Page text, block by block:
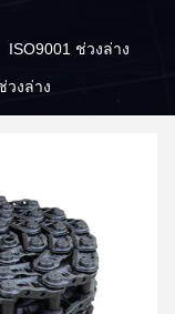
ISO9001 ช่วงล่าง
วงล่าง